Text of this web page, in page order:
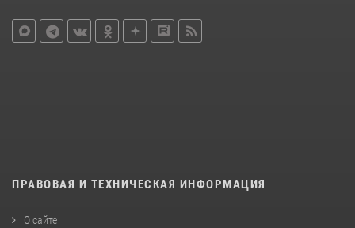
ПРАВОВАЯ И ТЕХНИЧЕСКАЯ ИНФОРМАЦИЯ
О сайте